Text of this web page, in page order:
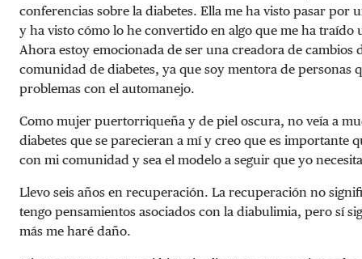
conferencias sobre la diabetes. Ella me ha visto pasar por
y ha visto cómo lo he convertido en algo que me ha traído
Ahora estoy emocionada de ser una creadora de cambios
comunidad de diabetes, ya que soy mentora de personas
problemas con el automanejo.
Como mujer puertorriqueña y de piel oscura, no veía a
diabetes que se parecieran a mí y creo que es importante
con mi comunidad y sea el modelo a seguir que yo
Llevo seis años en recuperación. La recuperación no
tengo pensamientos asociados con la diabulimia, pero sí
más me haré daño.